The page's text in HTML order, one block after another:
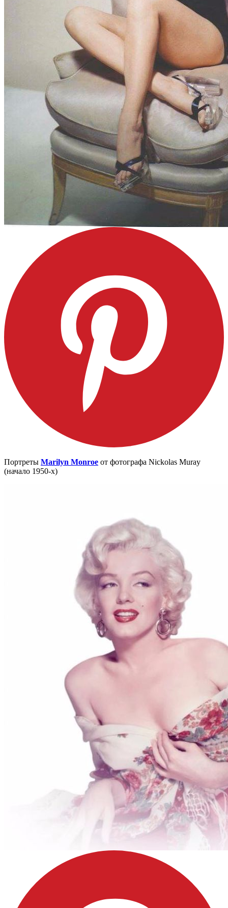
Портреты Marilyn Monroe от фотографа Nickolas Muray
(начало 1950-х)